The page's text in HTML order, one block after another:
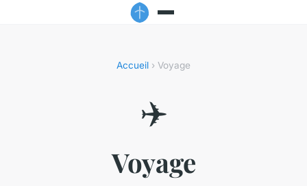
Accueil › Voyage
✈️
Voyage